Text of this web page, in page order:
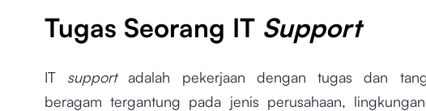
Tugas Seorang IT Support
IT support adalah pekerjaan dengan tugas dan
beragam tergantung pada jenis perusahaan,